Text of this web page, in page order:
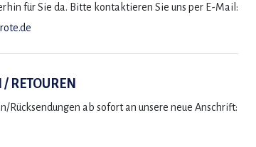
für Sie da. Bitte kontaktieren Sie uns per E-Mail:
RETOUREN
Rücksendungen ab sofort an unsere neue Anschrift: